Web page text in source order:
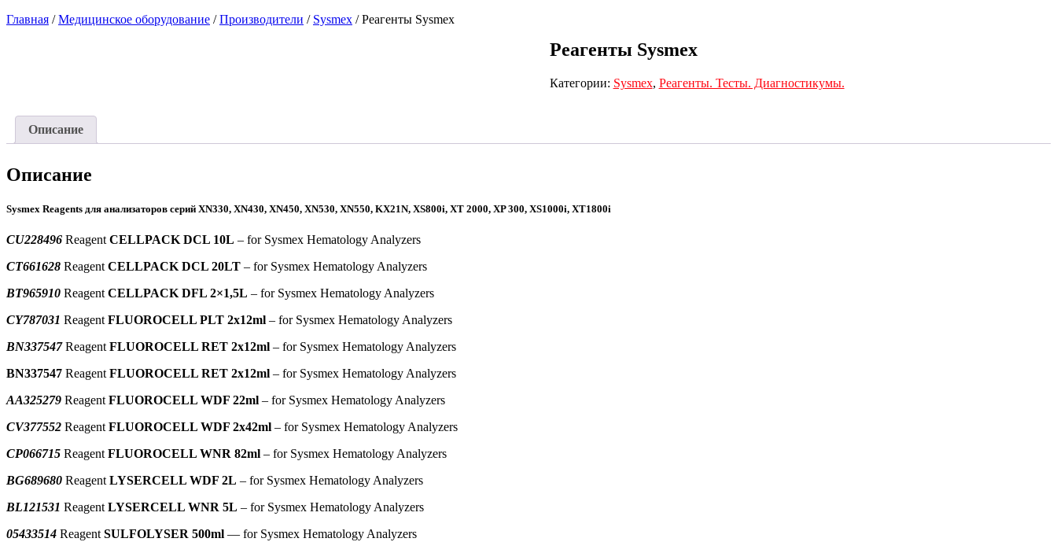
Главная /Медицинское оборудование /Производители / Sysmex / Реагенты Sysmex
Реагенты Sysmex
Категории: Sysmex, Реагенты. Тесты. Диагностикумы.
Описание
Описание
Sysmex Reagents для анализаторов серий XN330, XN430, XN450, XN530, XN550, KX21N, XS800i, XT 2000, XP 300, XS1000i, XT1800i
CU228496 Reagent CELLPACK DCL 10L – for Sysmex Hematology Analyzers
CT661628 Reagent CELLPACK DCL 20LT – for Sysmex Hematology Analyzers
BT965910 Reagent CELLPACK DFL 2×1,5L – for Sysmex Hematology Analyzers
CY787031 Reagent FLUOROCELL PLT 2x12ml – for Sysmex Hematology Analyzers
BN337547 Reagent FLUOROCELL RET 2x12ml – for Sysmex Hematology Analyzers
BN337547 Reagent FLUOROCELL RET 2x12ml – for Sysmex Hematology Analyzers
AA325279 Reagent FLUOROCELL WDF 22ml – for Sysmex Hematology Analyzers
CV377552 Reagent FLUOROCELL WDF 2x42ml – for Sysmex Hematology Analyzers
CP066715 Reagent FLUOROCELL WNR 82ml – for Sysmex Hematology Analyzers
BG689680 Reagent LYSERCELL WDF 2L – for Sysmex Hematology Analyzers
BL121531 Reagent LYSERCELL WNR 5L – for Sysmex Hematology Analyzers
05433514 Reagent SULFOLYSER 500ml — for Sysmex Hematology Analyzers